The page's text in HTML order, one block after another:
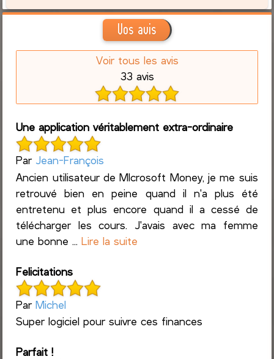
Vos avis
Voir tous les avis
33 avis
Une application véritablement extra-ordinaire
Par Jean-François
Ancien utilisateur de MIcrosoft Money, je me suis
retrouvé bien en peine quand il n'a plus été
entretenu et plus encore quand il a cessé de
télécharger les cours. J'avais avec ma femme
une bonne ...Lire la suite
Felicitations
ParMichel
Super logiciel pour suivre ces finances
Parfait !